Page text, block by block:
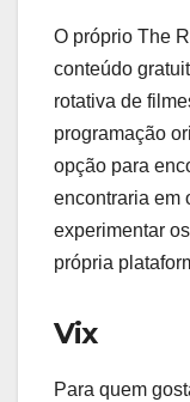
O próprio The
conteúdo
rotativa de
programação
opção para
encontraria em
experimentar
própria
Vix
Para quem